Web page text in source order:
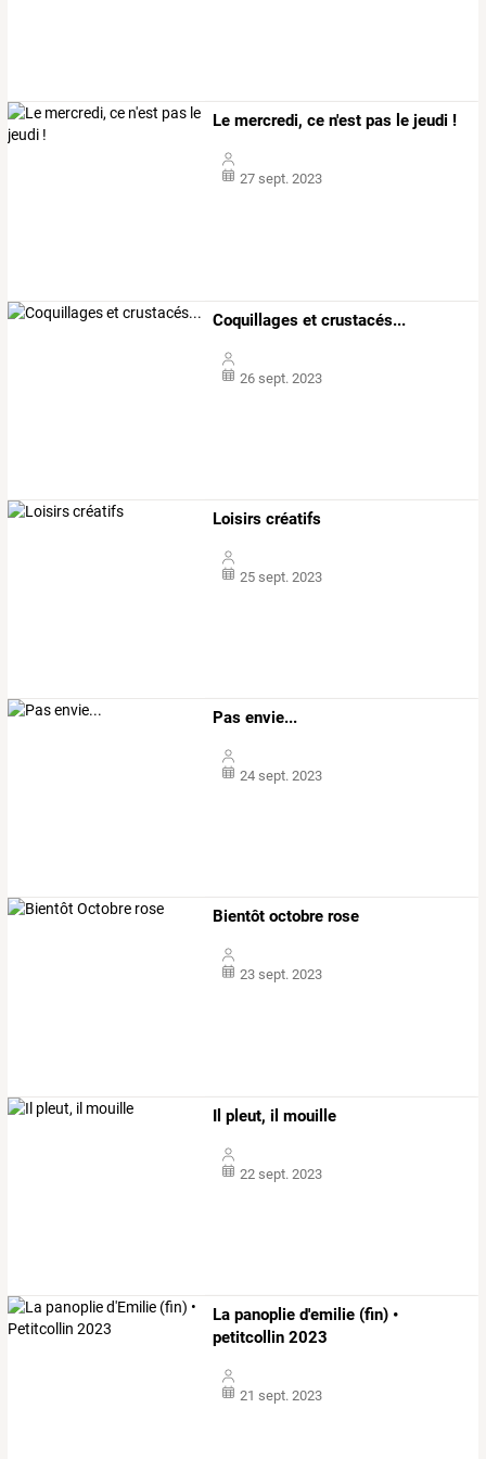
Le mercredi, ce n'est pas le jeudi !
27 sept. 2023
Coquillages et crustacés...
26 sept. 2023
Loisirs créatifs
25 sept. 2023
Pas envie...
24 sept. 2023
Bientôt octobre rose
23 sept. 2023
Il pleut, il mouille
22 sept. 2023
La panoplie d'emilie (fin) •
petitcollin 2023
21 sept. 2023